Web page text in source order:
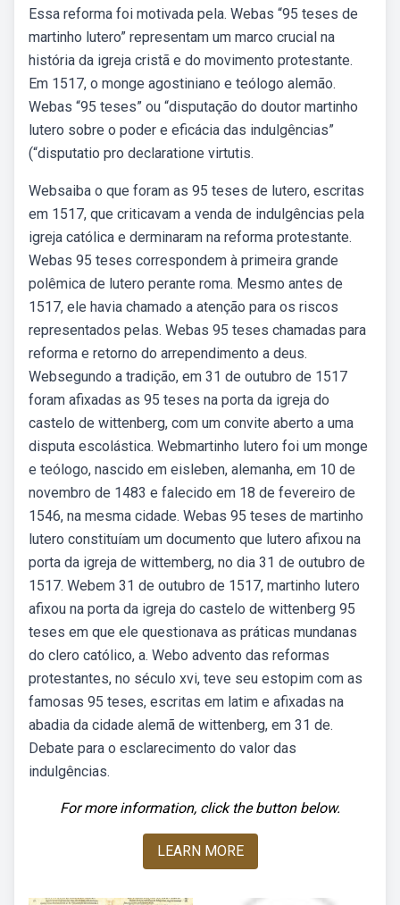
Essa reforma foi motivada pela. Webas “95 teses de
martinho lutero” representam um marco crucial na
história da igreja cristã e do movimento protestante.
Em 1517, o monge agostiniano e teólogo alemão.
Webas “95 teses” ou “disputação do doutor martinho
lutero sobre o poder e eficácia das indulgências”
(“disputatio pro declaratione virtutis.
Websaiba o que foram as 95 teses de lutero, escritas
em 1517, que criticavam a venda de indulgências pela
igreja católica e derminaram na reforma protestante.
Webas 95 teses correspondem à primeira grande
polêmica de lutero perante roma. Mesmo antes de
1517, ele havia chamado a atenção para os riscos
representados pelas. Webas 95 teses chamadas para
reforma e retorno do arrependimento a deus.
Websegundo a tradição, em 31 de outubro de 1517
foram afixadas as 95 teses na porta da igreja do
castelo de wittenberg, com um convite aberto a uma
disputa escolástica. Webmartinho lutero foi um monge
e teólogo, nascido em eisleben, alemanha, em 10 de
novembro de 1483 e falecido em 18 de fevereiro de
1546, na mesma cidade. Webas 95 teses de martinho
lutero constituíam um documento que lutero afixou na
porta da igreja de wittemberg, no dia 31 de outubro de
1517. Webem 31 de outubro de 1517, martinho lutero
afixou na porta da igreja do castelo de wittenberg 95
teses em que ele questionava as práticas mundanas
do clero católico, a. Webo advento das reformas
protestantes, no século xvi, teve seu estopim com as
famosas 95 teses, escritas em latim e afixadas na
abadia da cidade alemã de wittenberg, em 31 de.
Debate para o esclarecimento do valor das
indulgências.
For more information, click the button below.
LEARN MORE